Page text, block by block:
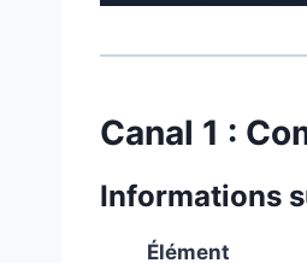
Canal 1 :
Informations
Élément